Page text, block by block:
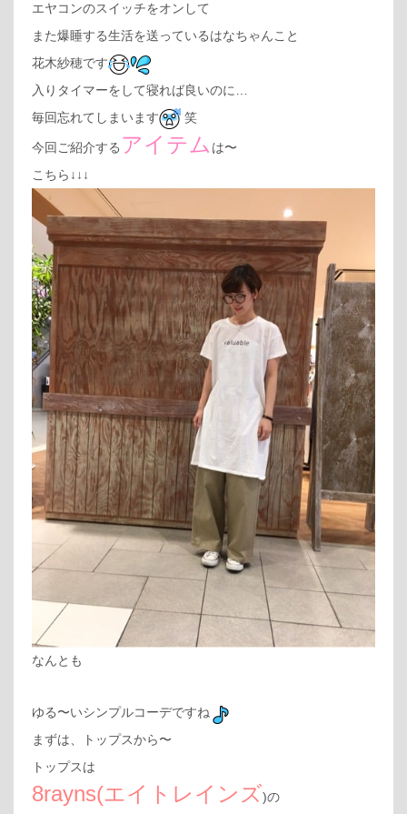
エヤコンのスイッチをオンして
また爆睡する生活を送っているはなちゃんこと
花木紗穂です
入りタイマーをして寝れば良いのに…
毎回忘れてしまいます
笑
今回ご紹介する アイテム は〜
こちら↓↓↓
なんとも
ゆる〜いシンプルコーデですね
まずは、トップスから〜
トップスは
8rayns(エイトレインズ)の